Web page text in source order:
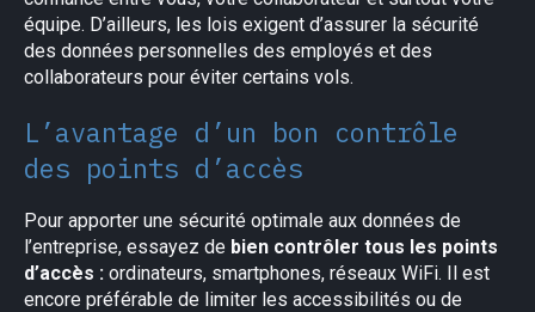
équipe. D’ailleurs, les lois exigent d’assurer la sécurité
des données personnelles des employés et des
collaborateurs pour éviter certains vols.
L’avantage d’un bon contrôle
des points d’accès
Pour apporter une sécurité optimale aux données de
l’entreprise, essayez de bien contrôler tous les points
d’accès : ordinateurs, smartphones, réseaux WiFi. Il est
encore préférable de limiter les accessibilités ou de